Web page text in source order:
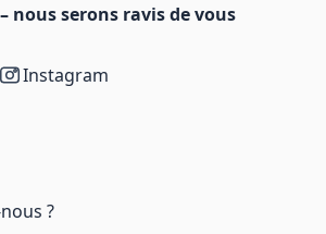
nous serons ravis de vous
Instagram
?